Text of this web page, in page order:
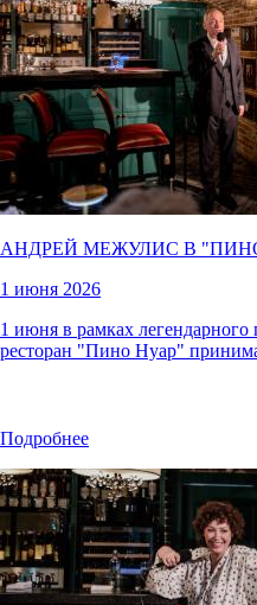
АНДРЕЙ МЕЖУЛИС В "
1 июня 2026
1 июня в рамках легендарного
ресторан "Пино Нуар"
Подробнее